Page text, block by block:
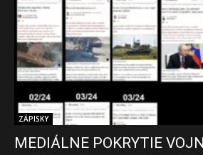
ZÁPISKY
MEDIÁLNE POKRYTIE